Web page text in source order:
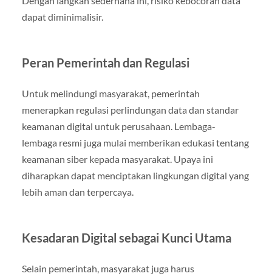
dapat diminimalisir.
Peran Pemerintah dan Regulasi
Untuk melindungi masyarakat, pemerintah
menerapkan regulasi perlindungan data dan standar
keamanan digital untuk perusahaan. Lembaga-
lembaga resmi juga mulai memberikan edukasi tentang
keamanan siber kepada masyarakat. Upaya ini
diharapkan dapat menciptakan lingkungan digital yang
lebih aman dan terpercaya.
Kesadaran Digital sebagai Kunci Utama
Selain pemerintah, masyarakat juga harus